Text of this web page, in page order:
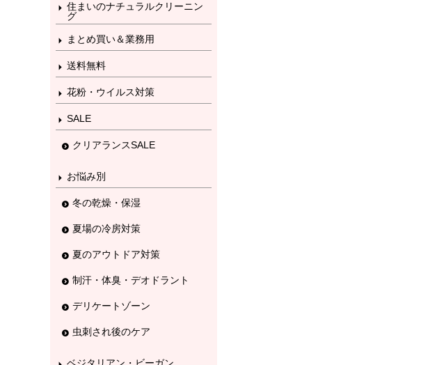
住まいのナチュラルクリーニン
グ
まとめ買い＆業務用
送料無料
花粉・ウイルス対策
SALE
クリアランスSALE
お悩み別
冬の乾燥・保湿
夏場の冷房対策
夏のアウトドア対策
制汗・体臭・デオドラント
デリケートゾーン
虫刺され後のケア